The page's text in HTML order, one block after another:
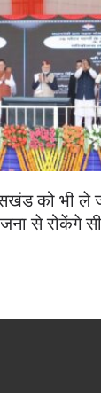
को भी ले
से रोकेंगे